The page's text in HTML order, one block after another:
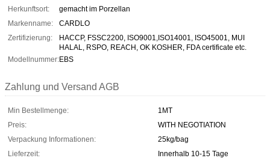
Herkunftsort:
gemacht im Porzellan
Markenname:
CARDLO
Zertifizierung:
HACCP, FSSC2200, ISO9001,ISO14001, ISO45001, MUI
HALAL, RSPO, REACH, OK KOSHER, FDA certificate etc.
Modellnummer:EBS
Zahlung und Versand AGB
Min Bestellmenge:
1MT
Preis:
WITH NEGOTIATION
Verpackung Informationen:
25kg/bag
Lieferzeit:
Innerhalb 10-15 Tage